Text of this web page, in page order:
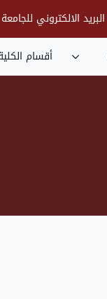
البريد الالكتروني للجامعة
أقسام